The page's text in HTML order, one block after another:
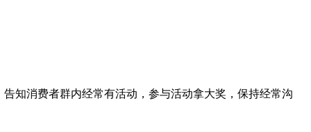
消费者群内经常有活动，参与活动拿大奖，保持经常沟